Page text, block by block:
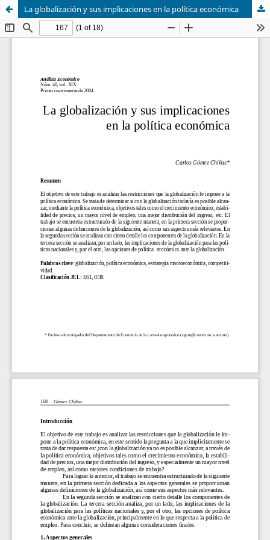
La globalización y sus implicaciones en la política económica